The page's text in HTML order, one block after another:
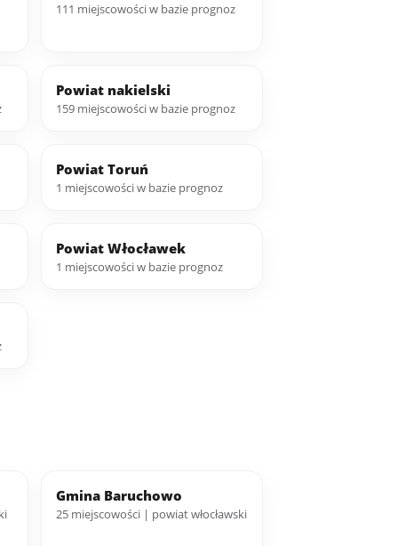
111 miejscowości w bazie prognoz
Powiat nakielski
159 miejscowości w bazie prognoz
Powiat Toruń
1 miejscowości w bazie prognoz
Powiat Włocławek
1 miejscowości w bazie prognoz
Gmina Baruchowo
25 miejscowości | powiat włocławski